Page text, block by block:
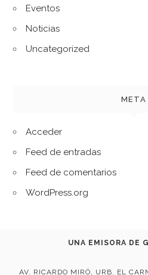
Eventos
Noticias
Uncategorized
META
Acceder
Feed de entradas
Feed de comentarios
WordPress.org
UNA EMISORA DE
AV. RICARDO MIRÓ, URB. EL